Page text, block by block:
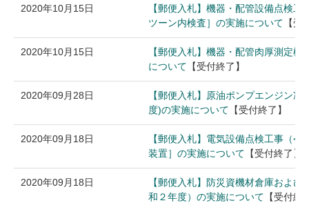
2020年10月15日
【郵便入札】機器・配管設備点検
ツーン内検査］の実施について 【受
2020年10月15日
【郵便入札】機器・配管肉厚測定
について 【受付終了】
2020年09月28日
【郵便入札】原油ポンプエンジン冷
度)の実施について 【受付終了】
2020年09月18日
【郵便入札】電気設備点検工事（
装置］の実施について 【受付終了】
2020年09月18日
【郵便入札】防災資機材倉庫およ
和２年度）の実施について 【受付終